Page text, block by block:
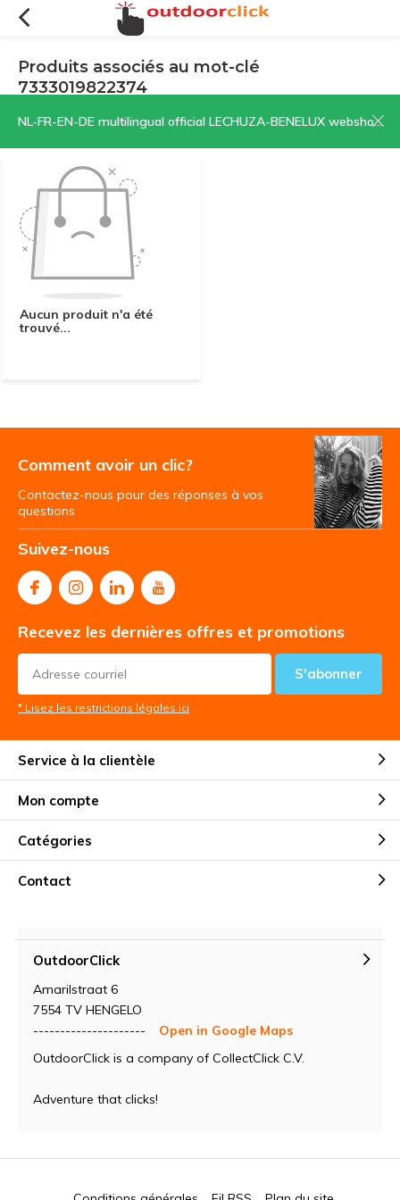
NL-FR-EN-DE multilingual official LECHUZA-BENELUX webshop | CLICK HERE NOW!
Produits associés au mot-clé
7333019822374
Filtres Trier par:
Aucun produit n'a été
trouvé...
Comment avoir un clic?
Contactez-nous pour des réponses à vos
questions
Suivez-nous
Recevez les dernières offres et promotions
S'abonner
* Lisez les restrictions légales ici
Service à la clientèle
Mon compte
Catégories
Contact
OutdoorClick
Amarilstraat 6
7554 TV HENGELO
---------------------
Open in Google Maps
OutdoorClick is a company of CollectClick C.V.
Adventure that clicks!